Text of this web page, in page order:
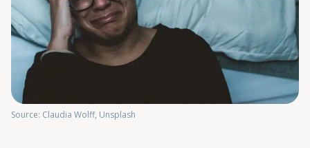
Source: Claudia Wolff, Unsplash